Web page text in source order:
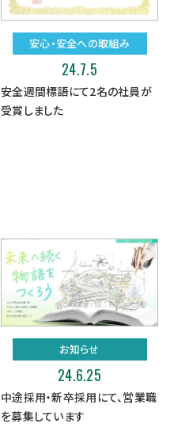
安心・安全への取組み
24.7.5
安全週間標語にて2名の社員が
受賞しました
お知らせ
24.6.25
中途採用・新卒採用にて、営業職
を募集しています